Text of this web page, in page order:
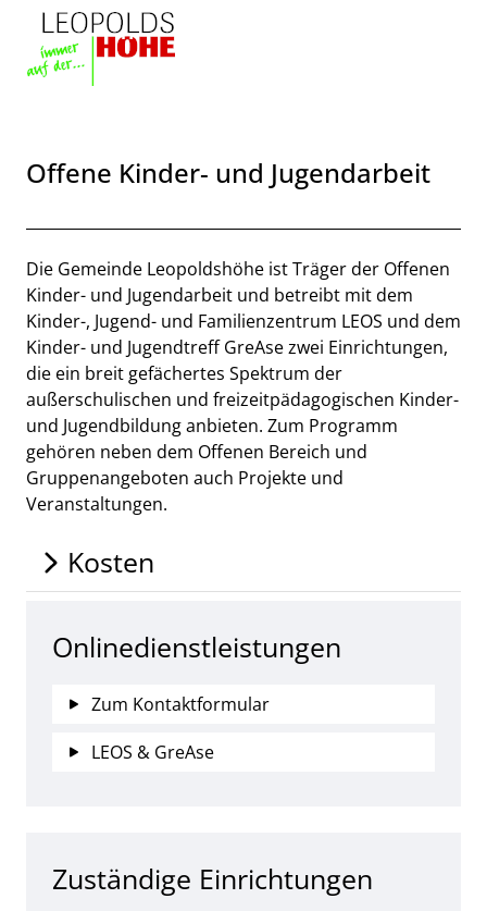
Zum Hauptinhalt springen
Zum Header
Zum Hauptinhalt
Zum Footer
Offene Kinder- und Jugendarbeit
Beschreibung
Die Gemeinde Leopoldshöhe ist Träger der Offenen
Kinder- und Jugendarbeit und betreibt mit dem
Kinder-, Jugend- und Familienzentrum LEOS und dem
Kinder- und Jugendtreff GreAse zwei Einrichtungen,
die ein breit gefächertes Spektrum der
außerschulischen und freizeitpädagogischen Kinder-
und Jugendbildung anbieten. Zum Programm
gehören neben dem Offenen Bereich und
Gruppenangeboten auch Projekte und
Veranstaltungen.
Kosten
Onlinedienstleistungen
Zum Kontaktformular
LEOS & GreAse
Zuständige Einrichtungen